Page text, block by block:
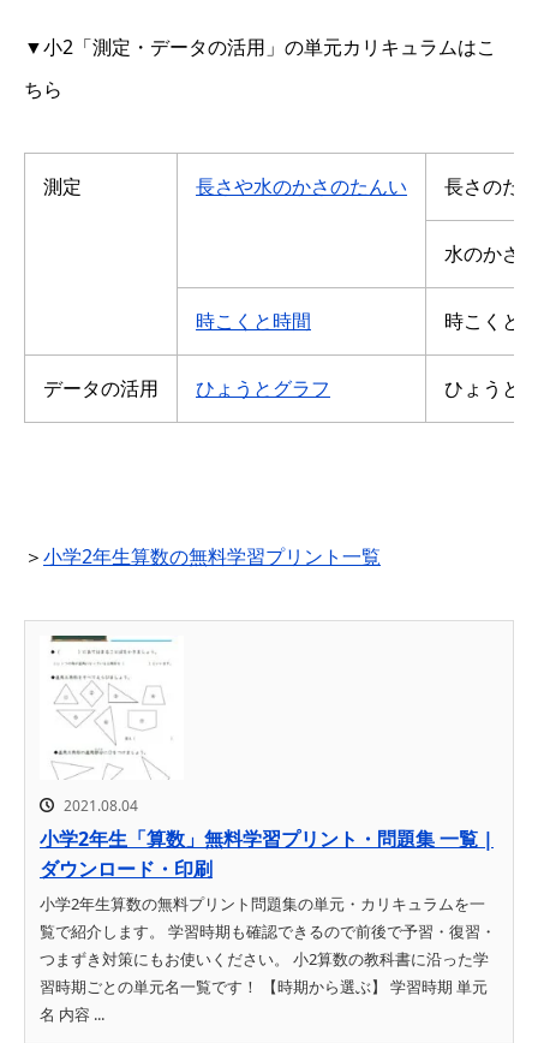
▼小2「測定・データの活用」の単元カリキュラムはこ
ちら
測定 長さや水のかさのたんい 長さのた
水のかさ
時こくと時間 時こくと
データの活用 ひょうとグラフ ひょうと
＞小学2年生算数の無料学習プリント一覧
2021.08.04
小学2年生「算数」無料学習プリント・問題集 一覧 |
ダウンロード・印刷
小学2年生算数の無料プリント問題集の単元・カリキュラムを一
覧で紹介します。 学習時期も確認できるので前後で予習・復習・
つまずき対策にもお使いください。 小2算数の教科書に沿った学
習時期ごとの単元名一覧です！ 【時期から選ぶ】 学習時期 単元
名 内容 ...